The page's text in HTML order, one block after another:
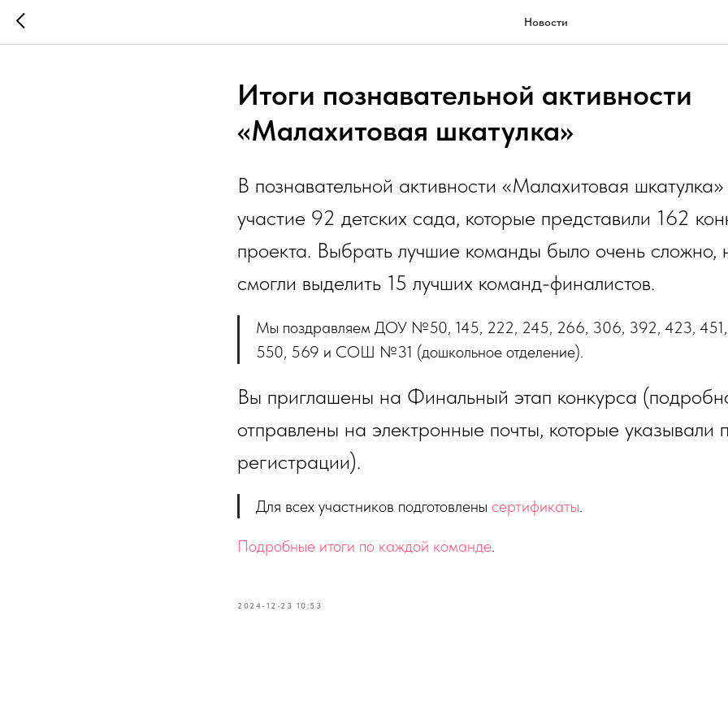
Новости
Итоги познавательной активности
«Малахитовая шкатулка»
В познавательной активности «Малахитовая
участие 92 детских сада, которые представили 162
проекта. Выбрать лучшие команды было очень
смогли выделить 15 лучших команд-финалистов.
Мы поздравляем ДОУ №50, 145, 222, 245, 266, 306, 392, 423, 451,
550, 569 и СОШ №31 (дошкольное отделение).
Вы приглашены на Финальный этап конкурса
отправлены на электронные почты, которые указывали
регистрации).
Для всех участников подготовлены сертификаты.
Подробные итоги по каждой команде.
2024-12-23 10:53